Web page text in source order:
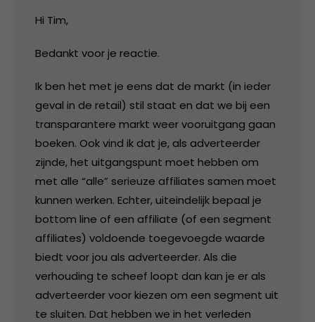
Hi Tim,
Bedankt voor je reactie.
Ik ben het met je eens dat de markt (in ieder
geval in de retail) stil staat en dat we bij een
transparantere markt weer vooruitgang gaan
boeken. Ook vind ik dat je, als adverteerder
zijnde, het uitgangspunt moet hebben om
met alle “alle” serieuze affiliates samen moet
kunnen werken. Echter, uiteindelijk bepaal je
bottom line of een affiliate (of een segment
affiliates) voldoende toegevoegde waarde
biedt voor jou als adverteerder. Als die
verhouding te scheef loopt dan kan je er als
adverteerder voor kiezen om een segment uit
te sluiten. Dat hebben we in het verleden